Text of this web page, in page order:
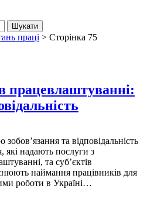
праці > Сторінка 75
працевлаштуванні:
та відповідальність
які надають послуги з
та суб’єктів
наймання працівників для
роботи в Україні…